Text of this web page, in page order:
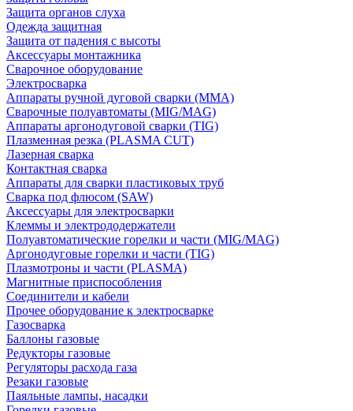
Защита органов слуха
Одежда защитная
Защита от падения с высоты
Аксессуары монтажника
Сварочное оборудование
Электросварка
Аппараты ручной дуговой сварки (MMA)
Сварочные полуавтоматы (MIG/MAG)
Аппараты аргонодуговой сварки (TIG)
Плазменная резка (PLASMA CUT)
Лазерная сварка
Контактная сварка
Аппараты для сварки пластиковых труб
Сварка под флюсом (SAW)
Аксессуары для электросварки
Клеммы и электрододержатели
Полуавтоматические горелки и части (MIG/MAG)
Аргонодуговые горелки и части (TIG)
Плазмотроны и части (PLASMA)
Магнитные приспособления
Соединители и кабели
Прочее оборудование к электросварке
Газосварка
Баллоны газовые
Редукторы газовые
Регуляторы расхода газа
Резаки газовые
Паяльные лампы, насадки